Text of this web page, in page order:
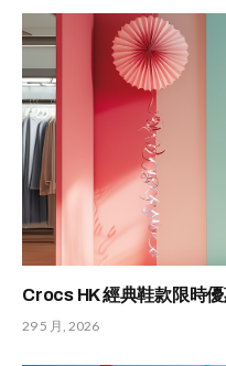
Crocs HK 經典鞋款限時
29 5 月, 2026